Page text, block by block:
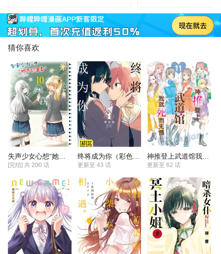
什么大道理让她自信，而是陪伴、带
动着她。现在这样干净的漫画太少见
了。不明白为什么评分这么低，难以
猜你喜欢
失声少女心想“她太过温柔”
[完结] 共 200 话 更新至43 话 更新至62 话